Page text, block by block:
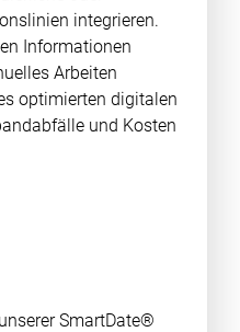
integrieren.
Informationen
Arbeiten
optimierten digitalen
und Kosten
SmartDate®